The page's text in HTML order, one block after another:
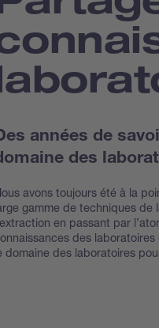
années de
des
avons toujours été à la
gamme de techniques de
en passant par
des
domaine des laboratoires